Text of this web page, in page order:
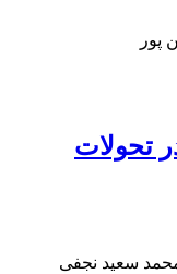
پور
تحولات
سعید نجفی